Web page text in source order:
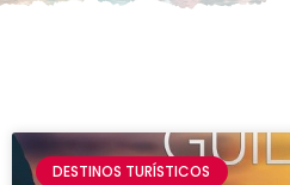
DESTINOS TURÍSTICOS